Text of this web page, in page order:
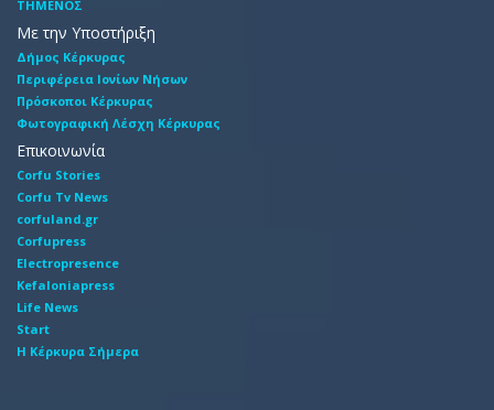
ΤΗΜΕΝΟΣ
Με την Υποστήριξη
Δήμος Κέρκυρας
Περιφέρεια Ιονίων Νήσων
Πρόσκοποι Κέρκυρας
Φωτογραφική Λέσχη Κέρκυρας
Επικοινωνία
Corfu Stories
Corfu Tv News
corfuland.gr
Corfupress
Electropresence
Kefaloniapress
Life News
Start
Η Κέρκυρα Σήμερα